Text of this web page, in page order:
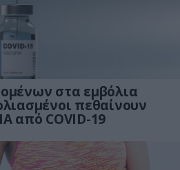
στα εμβόλια
πεθαίνουν
από COVID-19